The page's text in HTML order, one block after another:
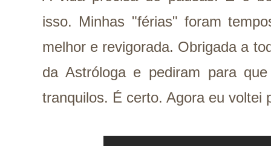
isso. Minhas "férias" foram
melhor e revigorada. Obrigada a
da Astróloga e pediram para
tranquilos. É certo. Agora eu voltei